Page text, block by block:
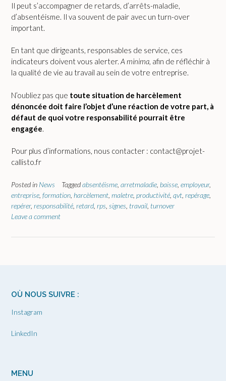
Il peut s’accompagner de retards, d’arrêts-maladie,
d’absentéisme. Il va souvent de pair avec un turn-over
important.
En tant que dirigeants, responsables de service, ces
indicateurs doivent vous alerter. A minima, afin de réfléchir à
la qualité de vie au travail au sein de votre entreprise.
N’oubliez pas que toute situation de harcèlement
dénoncée doit faire l’objet d’une réaction de votre part, à
défaut de quoi votre responsabilité pourrait être
engagée
Pour plus d’informations, nous contacter : contact@projet-
callisto.fr
Posted in News Taggedabsentéisme arretmaladie baisse employeur,
entreprise formation harcèlement maletre productivité qvt repérage
repérer, responsabilité retard rps signes travail turnover
Leave a comment
OÙ NOUS SUIVRE :
Instagram
LinkedIn
MENU